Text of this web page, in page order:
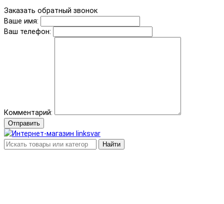
Заказать обратный звонок
Ваше имя:
Ваш телефон:
Комментарий:
Отправить
Найти